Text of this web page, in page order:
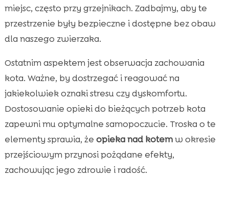
miejsc, często przy grzejnikach. Zadbajmy, aby te
przestrzenie były bezpieczne i dostępne bez obaw
dla naszego zwierzaka.
Ostatnim aspektem jest obserwacja zachowania
kota. Ważne, by dostrzegać i reagować na
jakiekolwiek oznaki stresu czy dyskomfortu.
Dostosowanie opieki do bieżących potrzeb kota
zapewni mu optymalne samopoczucie. Troska o te
elementy sprawia, że opieka nad kotemw okresie
przejściowym przynosi pożądane efekty,
zachowując jego zdrowie i radość.